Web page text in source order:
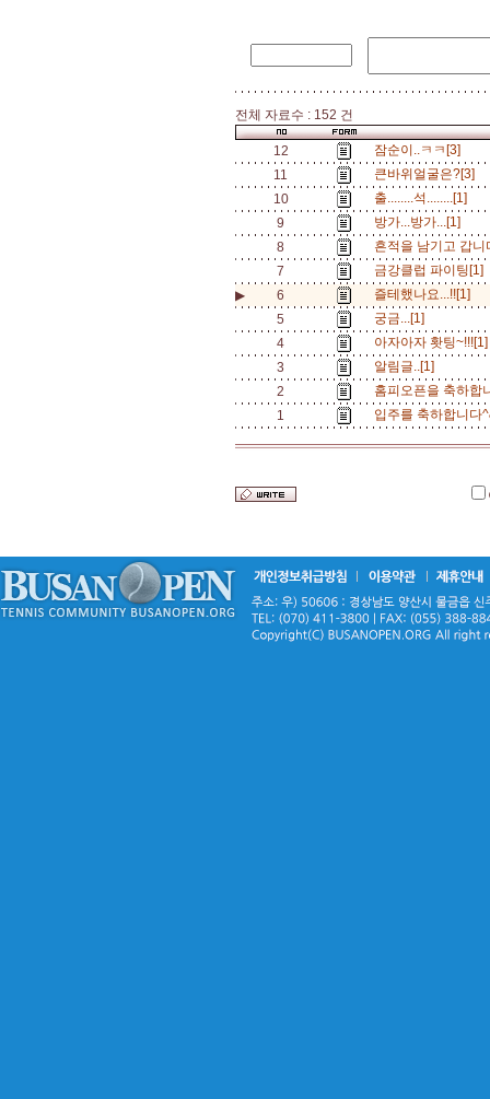
전체 자료수 : 152 건
12
잠순이..ㅋㅋ[3]
11
큰바위얼굴은?[3]
10
출........석........[1]
9
방가...방가...[1]
8
흔적을 남기고 갑
7
금강클럽 파이팅[1]
▶
6
즐테했나요...!![1]
5
궁금...[1]
4
아자아자 홧팅
3
알림글..[1]
2
홈피오픈을 축하합
1
입주를 축하합니